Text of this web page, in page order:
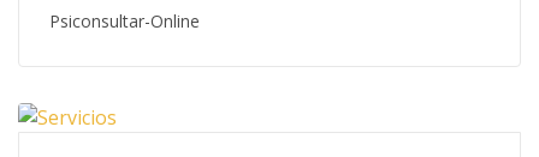
Psiconsultar-Online